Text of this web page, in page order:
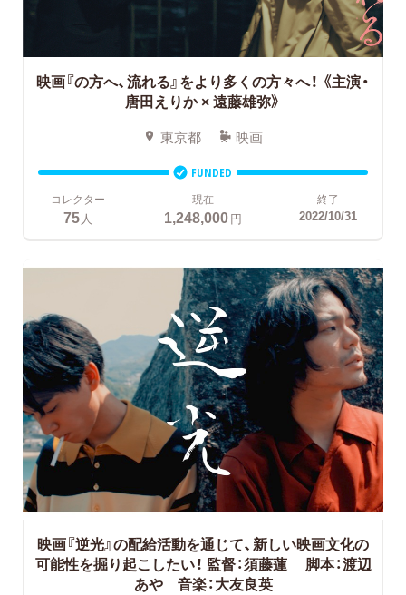
映画『の方へ、流れる』をより多くの方々へ！ 《主演・
唐田えりか × 遠藤雄弥》
東京都 映画
FUNDED
コレクター
75人
現在
1,248,000円
終了
2022/10/31
映画『逆光』の配給活動を通じて、新しい映画文化の
可能性を掘り起こしたい！ 監督：須藤蓮 脚本：渡辺
あや 音楽：大友良英